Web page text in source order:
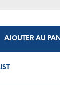
AJOUTER AU